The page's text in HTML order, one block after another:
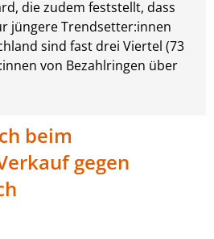
die zudem feststellt, dass
jüngere Trendsetter:innen
sind fast drei Viertel (73
von Bezahlringen über
beim
gegen